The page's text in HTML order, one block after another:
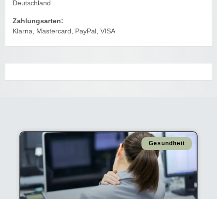
Deutschland
Zahlungsarten:
Klarna, Mastercard, PayPal, VISA
Gesundheit